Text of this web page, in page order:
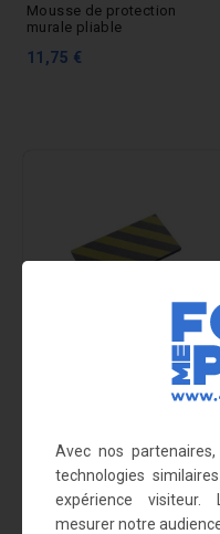
Mousse de protection
murale pliable
11,75 €
Avec nos
technologies
expérience
mesurer notre